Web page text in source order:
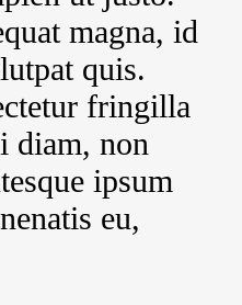
magna, id
quis.
fringilla
diam, non
ipsum
eu,